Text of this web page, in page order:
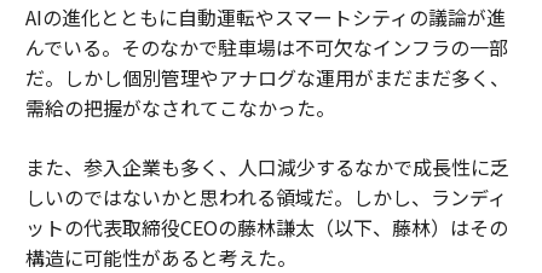
AIの進化とともに自動運転やスマートシティの議論が進
んでいる。そのなかで駐車場は不可欠なインフラの一部
だ。しかし個別管理やアナログな運用がまだまだ多く、
需給の把握がなされてこなかった。
また、参入企業も多く、人口減少するなかで成長性に乏
しいのではないかと思われる領域だ。しかし、ランディ
ットの代表取締役CEOの藤林謙太（以下、藤林）はその
構造に可能性があると考えた。